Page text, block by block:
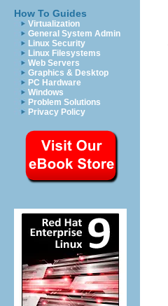
How To Guides
Virtualization
General System Admin
Linux Security
Linux Filesystems
Web Servers
Graphics & Desktop
PC Hardware
Windows
Problem Solutions
Privacy Policy